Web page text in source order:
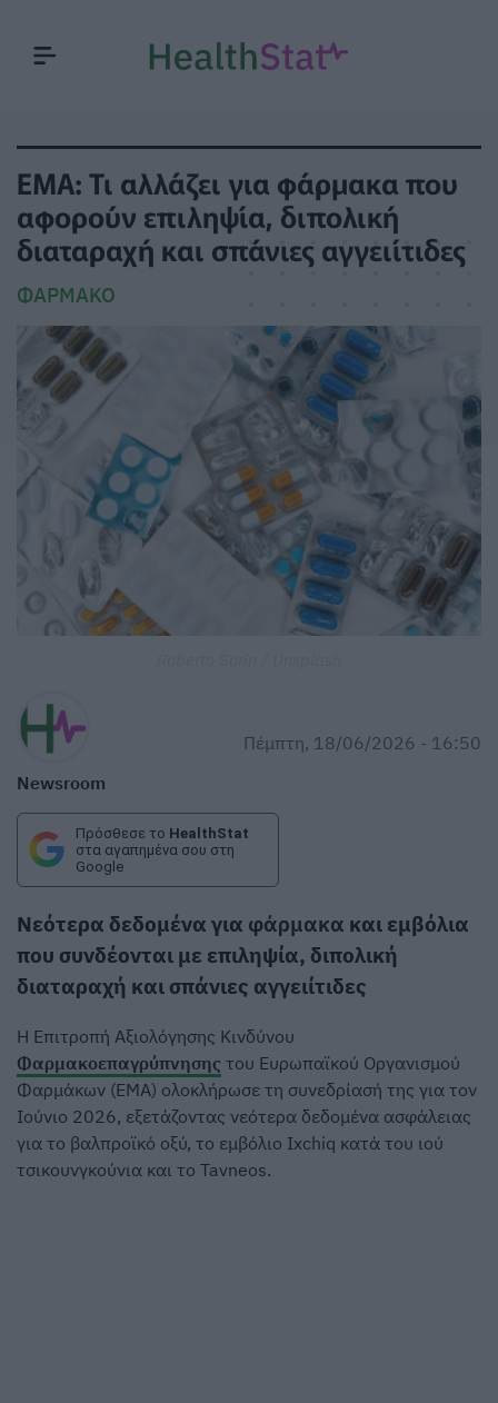
EMA: Τι αλλάζει για φάρμακα που
αφορούν επιληψία, διπολική
διαταραχή και σπάνιες αγγειίτιδες
ΦΆΡΜΑΚΟ
Newsroom
Πέμπτη, 18/06/2026 - 16:50
Πρόσθεσε το HealthStat
στα αγαπημένα σου στη
Google
Νεότερα δεδομένα για φάρμακα και εμβόλια
που συνδέονται με επιληψία, διπολική
διαταραχή και σπάνιες αγγειίτιδες
Η Επιτροπή Αξιολόγησης Κινδύνου
Φαρμακοεπαγρύπνησης του Ευρωπαϊκού Οργανισμού
Φαρμάκων (EMA) ολοκλήρωσε τη συνεδρίασή της για τον
Ιούνιο 2026, εξετάζοντας νεότερα δεδομένα ασφάλειας
για το βαλπροϊκό οξύ, το εμβόλιο Ixchiq κατά του ιού
τσικουνγκούνια και το Tavneos.